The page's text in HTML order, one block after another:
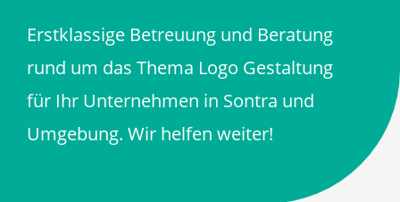
Erstklassige Betreuung und Beratung
rund um das Thema Logo Gestaltung
für Ihr Unternehmen in Sontra und
Umgebung. Wir helfen weiter!